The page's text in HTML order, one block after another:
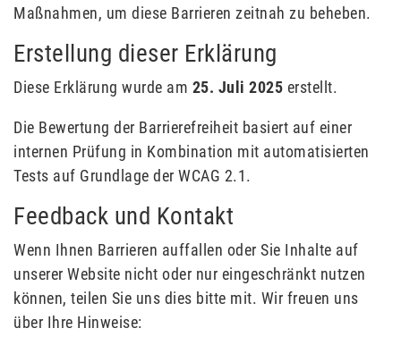
Maßnahmen, um diese Barrieren zeitnah zu beheben.
Erstellung dieser Erklärung
Diese Erklärung wurde am 25. Juli 2025 erstellt.
Die Bewertung der Barrierefreiheit basiert auf einer
internen Prüfung in Kombination mit automatisierten
Tests auf Grundlage der WCAG 2.1.
Feedback und Kontakt
Wenn Ihnen Barrieren auffallen oder Sie Inhalte auf
unserer Website nicht oder nur eingeschränkt nutzen
können, teilen Sie uns dies bitte mit. Wir freuen uns
über Ihre Hinweise: